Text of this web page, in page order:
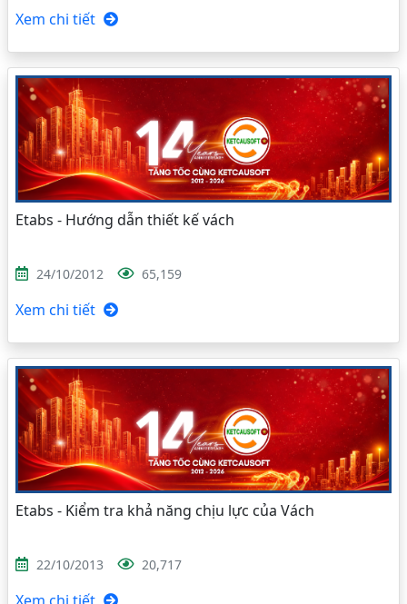
Xem chi tiết
Etabs - Hướng dẫn thiết kế vách
24/10/2012 65,159
Xem chi tiết
Etabs - Kiểm tra khả năng chịu lực của Vách
22/10/2013 20,717